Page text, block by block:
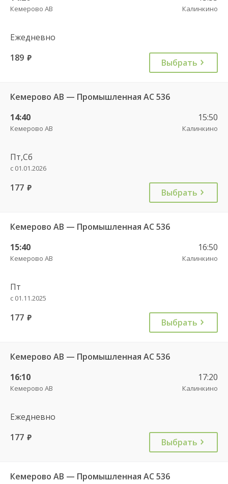
Кемерово АВ Калинкино
Ежедневно
189 руб. Выбрать
Кемерово АВ — Промышленная АС 536
14:40
Кемерово АВ
15:50
Калинкино
Пт,Сб
с 01.01.2026
177 руб. Выбрать
Кемерово АВ — Промышленная АС 536
15:40
Кемерово АВ
16:50
Калинкино
Пт
с 01.11.2025
177 руб. Выбрать
Кемерово АВ — Промышленная АС 536
16:10
Кемерово АВ
17:20
Калинкино
Ежедневно
177 руб. Выбрать
Кемерово АВ — Промышленная АС 536